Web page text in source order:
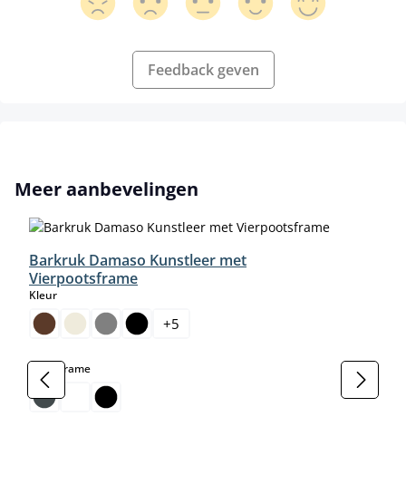
Feedback geven
Productgalerij overslaan
Meer aanbevelingen
Barkruk Damaso Kunstleer met
Vierpootsframe
Kleurselect
+5
Kleur frameselect